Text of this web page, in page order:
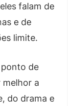
falam de
e de
limite.
de
melhor a
do drama e